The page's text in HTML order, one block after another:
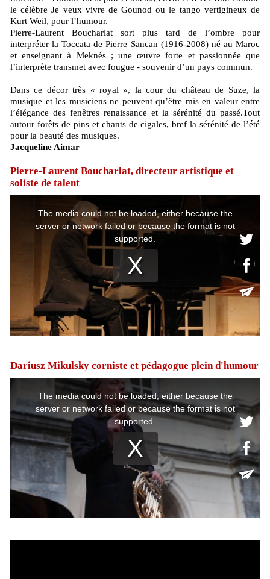
le célèbre Je veux vivre de Gounod ou le tango vertigineux de
Kurt Weil, pour l’humour.
Pierre-Laurent Boucharlat sort plus tard de l’ombre pour
interpréter la Toccata de Pierre Sancan (1916-2008) né au Maroc
et enseignant à Meknès ; une œuvre forte et passionnée que
l’interprète transmet avec fougue - souvenir d’un pays commun.
Dans ce décor très « royal », la cour du château de Suze, la
musique et les musiciens ne peuvent qu’être mis en valeur entre
l’élégance des fenêtres renaissance et la sérénité du passé.Tout
autour forêts de pins et chants de cigales, bref la sérénité de l’été
pour la beauté des musiques.
Jacqueline Aimar
Pierre-Laurent Boucharlat, directeur artistique et
soliste de talent
Dariusz Mikulsky corniste et pédagogue plein d'humour